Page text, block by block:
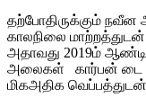
தற்போதிருக்கும் நவீன
காலநிலை
அதாவது 2019ம்
அலைகள் கார்பன் டை
மிகஅதிக